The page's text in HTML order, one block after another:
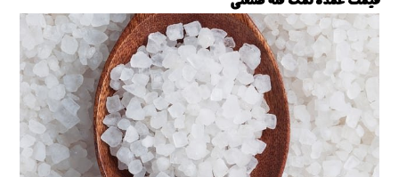
نمک فله صنعتی